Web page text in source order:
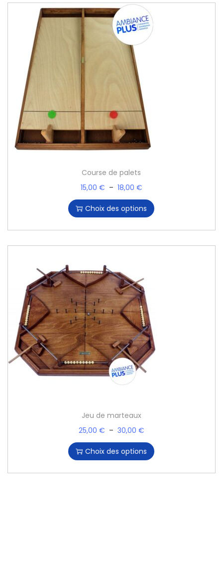
Course de palets
15,00 € – 18,00 €
Choix des options
Jeu de marteaux
25,00 € – 30,00 €
Choix des options